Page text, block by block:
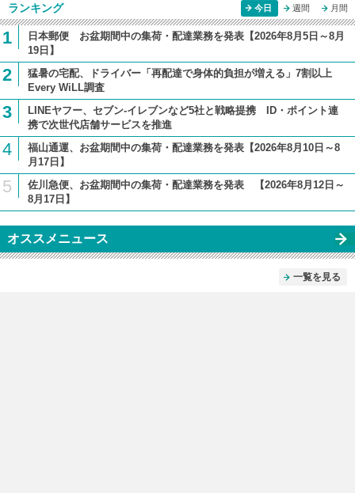
ランキング 今日 週間 月間
1
日本郵便 お盆期間中の集荷・配達業務を発表【2026年8月5日～8月
19日】
2
猛暑の宅配、ドライバー「再配達で身体的負担が増える」7割以上
Every WiLL調査
3
LINEヤフー、セブン-イレブンなど5社と戦略提携 ID・ポイント連
携で次世代店舗サービスを推進
4
福山通運、お盆期間中の集荷・配達業務を発表【2026年8月10日～8
月17日】
5
佐川急便、お盆期間中の集荷・配達業務を発表 【2026年8月12日～
8月17日】
オススメニュース
一覧を見る